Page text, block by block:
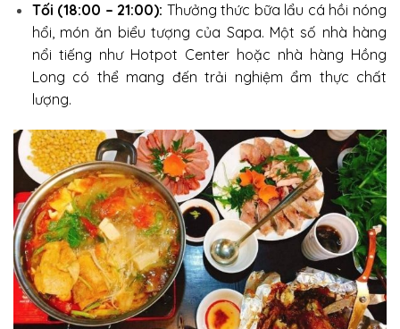
Tối (18:00 – 21:00): Thưởng thức bữa lẩu cá hồi nóng
hổi, món ăn biểu tượng của Sapa. Một số nhà hàng
nổi tiếng như Hotpot Center hoặc nhà hàng Hồng
Long có thể mang đến trải nghiệm ẩm thực chất
lượng.